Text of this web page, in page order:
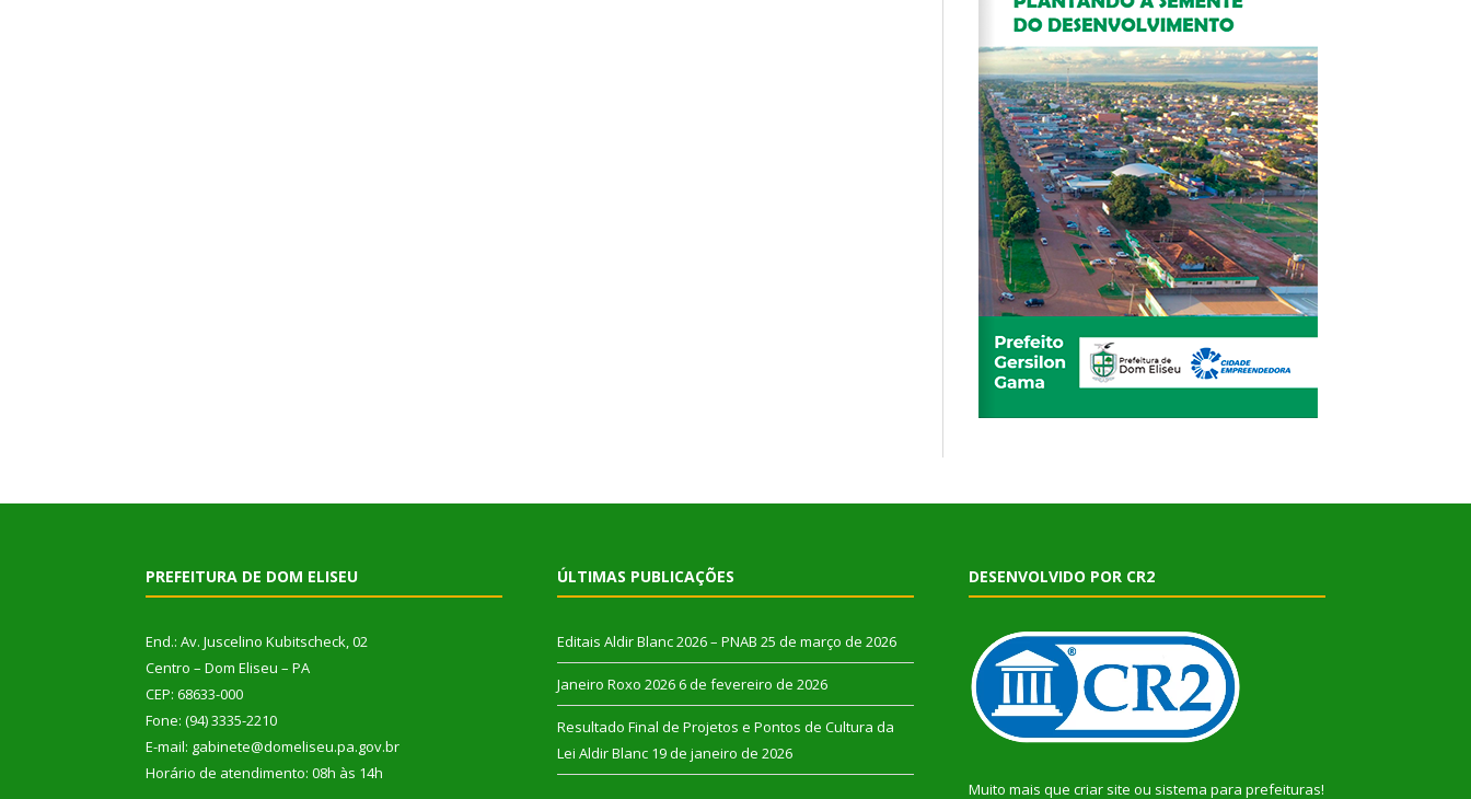
PREFEITURA DE DOM ELISEU
End.: Av. Juscelino Kubitscheck, 02
Centro – Dom Eliseu – PA
CEP: 68633-000
Fone: (94) 3335-2210
E-mail: gabinete@domeliseu.pa.gov.br
Horário de atendimento: 08h às 14h
ÚLTIMAS PUBLICAÇÕES
Editais Aldir Blanc 2026 – PNAB 25 de março de 2026
Janeiro Roxo 2026 6 de fevereiro de 2026
Resultado Final de Projetos e Pontos de Cultura da
Lei Aldir Blanc 19 de janeiro de 2026
DESENVOLVIDO POR CR2
Muito mais que criar site ou sistema para prefeituras!